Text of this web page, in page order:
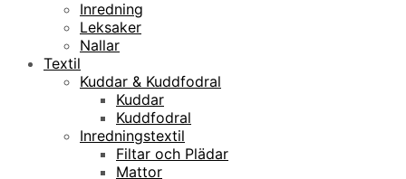
Inredning
Leksaker
Nallar
Textil
Kuddar & Kuddfodral
Kuddar
Kuddfodral
Inredningstextil
Filtar och Plädar
Mattor